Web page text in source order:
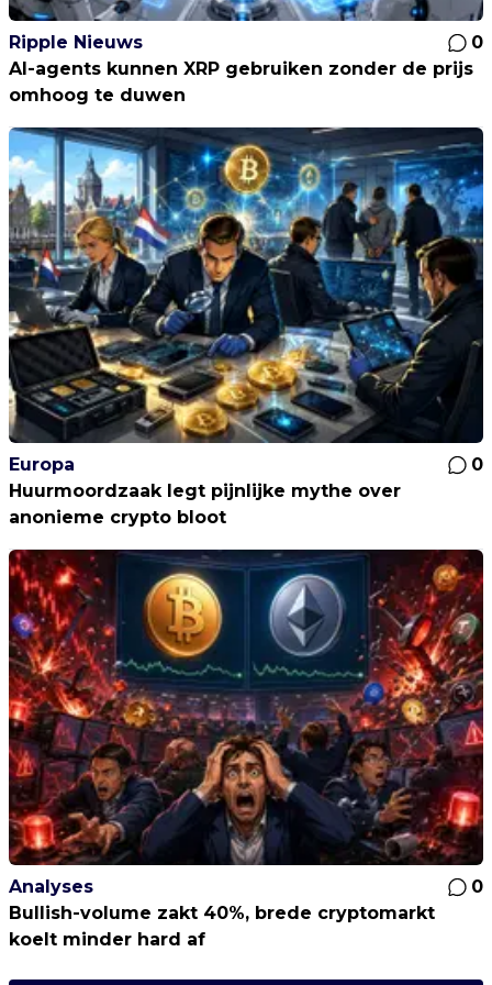
Ripple Nieuws
0
AI-agents kunnen XRP gebruiken zonder de prijs
omhoog te duwen
Europa
0
Huurmoordzaak legt pijnlijke mythe over
anonieme crypto bloot
Analyses
0
Bullish-volume zakt 40%, brede cryptomarkt
koelt minder hard af